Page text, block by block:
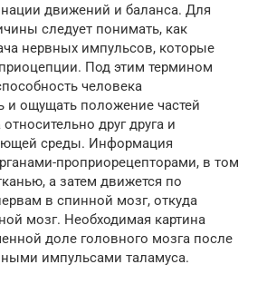
движений и баланса. Для
следует понимать, как
нервных импульсов, которые
Под этим термином
человека
и ощущать положение частей
друг друга и
среды. Информация
проприорецепторами, в том
а затем движется по
в спинной мозг, откуда
мозг. Необходимая картина
доле головного мозга после
импульсами таламуса.